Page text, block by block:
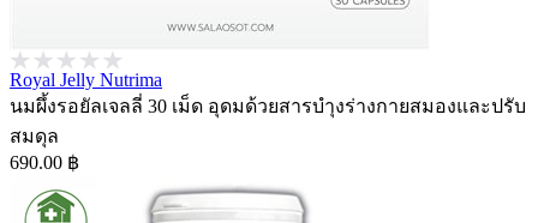
Royal Jelly Nutrima
นมผึ้งรอยัลเจลลี่ 30 เม็ด อุดมด้วยสารบำุงร่างกายสมองและปรับ
สมดุล
690.00 ฿